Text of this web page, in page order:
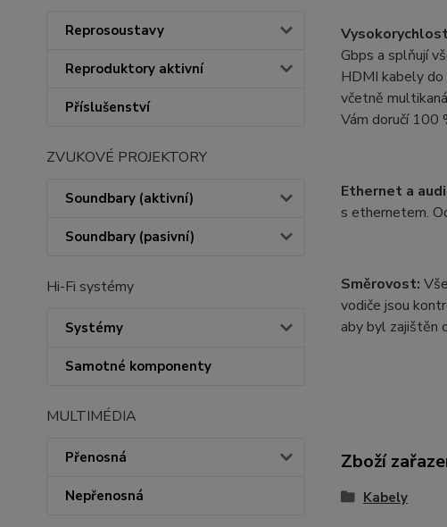
Reprosoustavy
Reproduktory aktivní
Příslušenství
ZVUKOVÉ PROJEKTORY
Soundbary (aktivní)
Soundbary (pasivní)
Hi-Fi systémy
Systémy
Samotné komponenty
MULTIMÉDIA
Přenosná
Nepřenosná
Gbps a splňují
HDMI kabely
včetně
Vám doručí
Ethernet a
s ethernetem.
Směrovost:
vodiče jsou
aby byl zajištěn
Zboží
Kabely